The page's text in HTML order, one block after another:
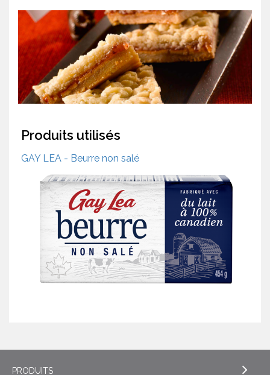
Produits utilisés
GAY LEA - Beurre non salé
PRODUITS